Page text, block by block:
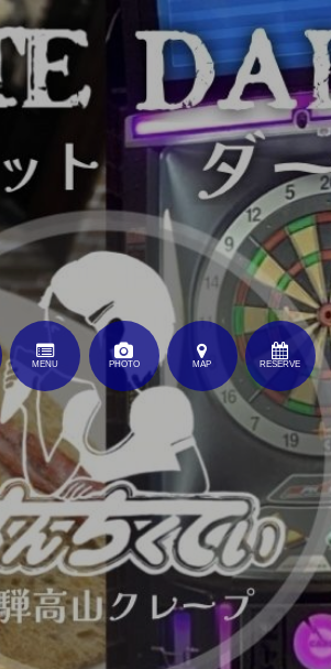
MENU PHOTO MAP RESERVE